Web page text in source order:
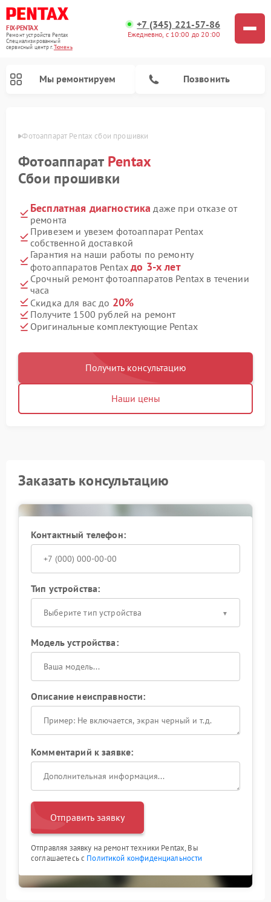
FIX-PENTAX
Ремонт устройств Pentax
Специализированный
cервисный центр г.Тюмень
+7 (345) 221-57-86
Ежедневно, с 10:00 до 20:00
Мы ремонтируем Позвонить
Фотоаппарат Pentax сбои прошивки
Фотоаппарат Pentax
Сбои прошивки
Бесплатная диагностика даже при отказе от
ремонта
Привезем и увезем фотоаппарат Pentax
собственной доставкой
Гарантия на наши работы по ремонту
фотоаппаратов Pentaxдо 3-х лет
Срочный ремонт фотоаппаратов Pentax в течении
часа
Скидка для вас до 20%
Получите 1500 рублей на ремонт
Оригинальные комплектующие Pentax
Получить консультацию
Наши цены
Заказать консультацию
Контактный телефон:
Тип устройства:
Выберите тип устройства
Модель устройства:
Описание неисправности:
Комментарий к заявке:
Отправить заявку
Отправляя заявку на ремонт техники Pentax, Вы
соглашаетесь с Политикой конфиденциальности